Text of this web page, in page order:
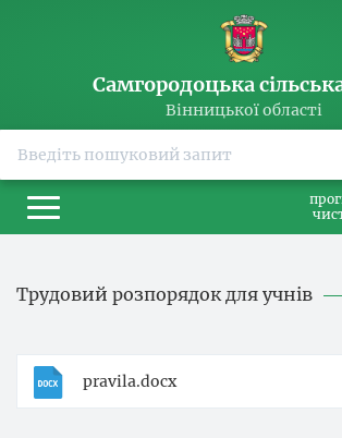
Самгородоцька
Вінницької області
Трудовий розпорядок для учнів
pravila.docx